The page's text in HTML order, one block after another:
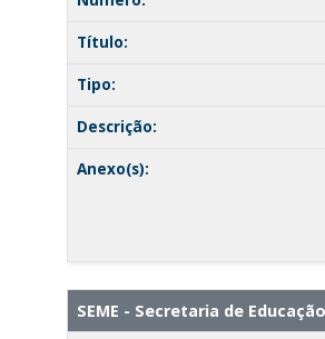
Título:
Tipo:
Descrição:
Anexo(s):
SEME - Secretaria de